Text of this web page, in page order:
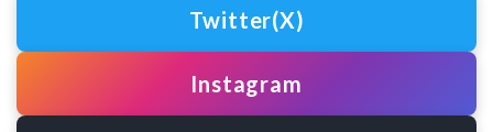
Twitter(X)
Instagram